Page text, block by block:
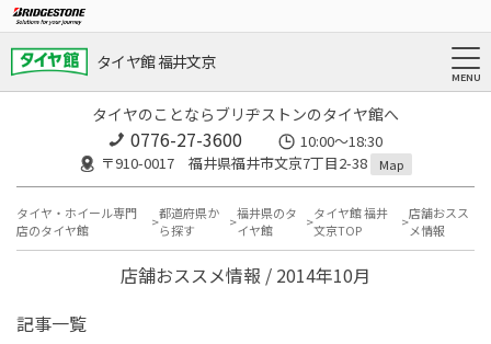
タイヤ館 福井文京
タイヤのことならブリヂストンのタイヤ館へ
0776-27-3600
10:00～18:30
〒910-0017 福井県福井市文京7丁目2-38
Map
タイヤ・ホイール専門
店のタイヤ館
都道府県か
ら探す
福井県のタ
イヤ館
タイヤ館 福井
文京TOP
店舗おスス
メ情報
店舗おススメ情報 / 2014年10月
記事一覧